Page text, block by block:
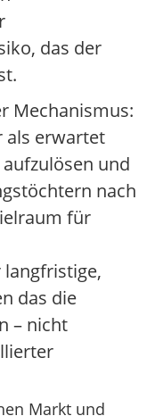
das der
Mechanismus:
als erwartet
und
nach
für
langfristige,
das die
– nicht
Markt und